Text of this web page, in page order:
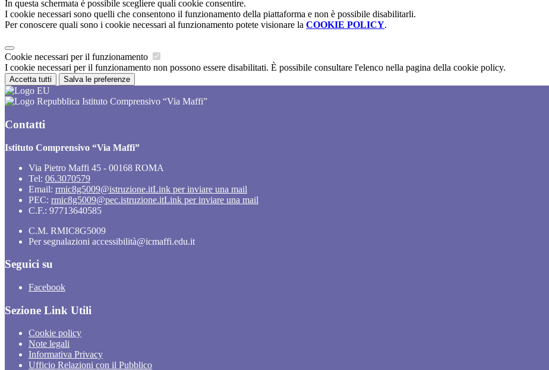
In questa schermata è possibile scegliere quali cookie consentire.
I cookie necessari sono quelli che consentono il funzionamento della piattaforma e non è possibile disabilitarli.
Per conoscere quali sono i cookie necessari al funzionamento potete visionare la COOKIE POLICY.
Cookie necessari per il funzionamento
I cookie necessari per il funzionamento non possono essere disabilitati. È possibile consultare l'elenco nella pagina della cookie policy.
Accetta tutti Salva le preferenze
Istituto Comprensivo “Via Maffi”
Contatti
Istituto Comprensivo “Via Maffi”
Via Pietro Maffi 45 - 00168 ROMA
Tel: 06.3070579
Email: rmic8g5009@istruzione.itLink per inviare una mail
PEC: rmic8g5009@pec.istruzione.itLink per inviare una mail
C.F.: 97713640585
C.M. RMIC8G5009
Per segnalazioni accessibilità@icmaffi.edu.it
Seguici su
Facebook
Sezione Link Utili
Cookie policy
Note legali
Informativa Privacy
Ufficio Relazioni con il Pubblico